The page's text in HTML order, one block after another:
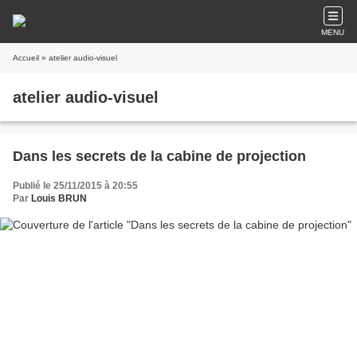
MENU
Accueil » atelier audio-visuel
atelier audio-visuel
Dans les secrets de la cabine de projection
Publié le 25/11/2015 à 20:55
Par Louis BRUN